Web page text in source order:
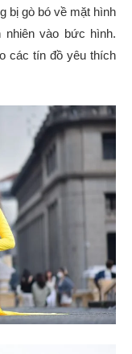
bị gò bó về mặt hình
vào bức hình.
các tín đồ yêu thích